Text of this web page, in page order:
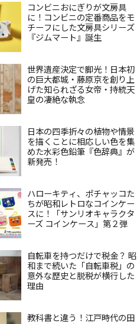
コンビニおにぎりが文房具
に！コンビニの定番商品をモ
チーフにした文房具シリーズ
『ジムマート』誕生
世界遺産決定で脚光！日本初
の巨大都城・藤原京を創り上
げた知られざる女帝・持統天
皇の凄絶な執念
日本の四季折々の植物や情景
を描くことに相応しい色を集
めた水彩色鉛筆『色辞典』が
新発売！
ハローキティ、ポチャッコた
ちが昭和レトロなコインケー
スに！「サンリオキャラクタ
ーズ コインケース」第２弾
自転車を持つだけで税金？ 昭
和まで続いた「自転車税」の
意外な歴史と脱税が横行した
理由
教科書と違う！江戸時代の田